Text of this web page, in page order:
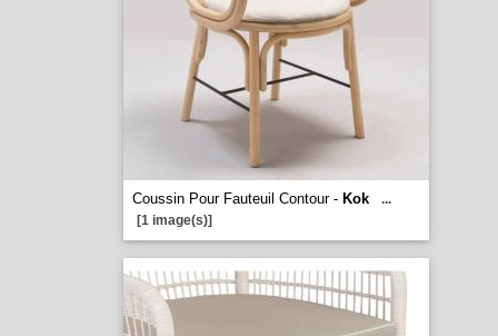
Coussin Pour Fauteuil Contour - Kok
...
[1 image(s)]